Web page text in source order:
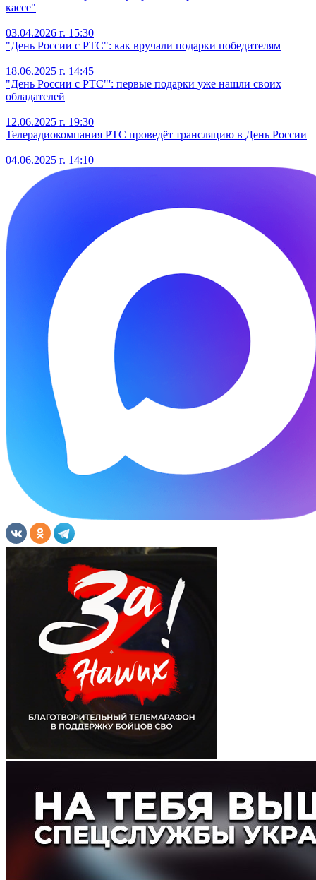
кассе"
03.04.2026 г. 15:30
"День России с РТС": как вручали подарки победителям
18.06.2025 г. 14:45
"День России с РТС"': первые подарки уже нашли своих
обладателей
12.06.2025 г. 19:30
Телерадиокомпания РТС проведёт трансляцию в День России
04.06.2025 г. 14:10